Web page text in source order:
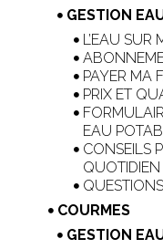
GESTION
L’EAU SUR
PAYER MA
PRIX ET
EAU
CONSEILS
QUOTIDIEN
COURMES
GESTION